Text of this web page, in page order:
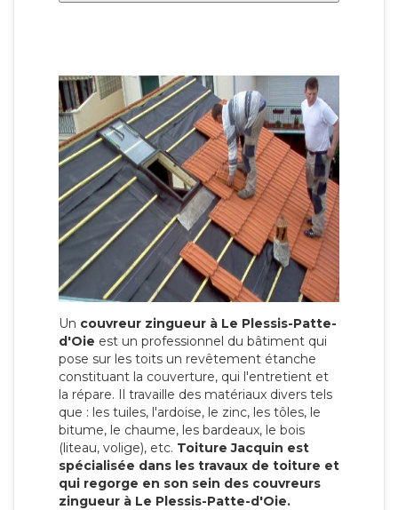
Un couvreur zingueur à Le Plessis-Patte-
d'Oie est un professionnel du bâtiment qui
pose sur les toits un revêtement étanche
constituant la couverture, qui l'entretient et
la répare. Il travaille des matériaux divers tels
que : les tuiles, l'ardoise, le zinc, les tôles, le
bitume, le chaume, les bardeaux, le bois
(liteau, volige), etc. Toiture Jacquin est
spécialisée dans les travaux de toiture et
qui regorge en son sein des couvreurs
zingueur à Le Plessis-Patte-d'Oie.